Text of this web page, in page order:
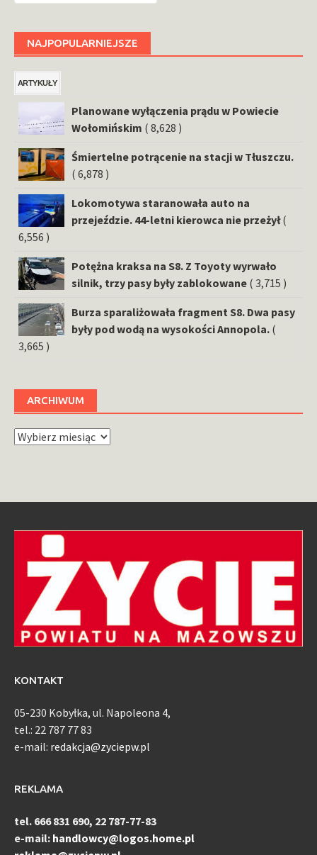
NAJPOPULARNIEJSZE
ARTYKUŁY
Planowane wyłączenia prądu w Powiecie
Wołomińskim ( 8,628 )
Śmiertelne potrącenie na stacji w Tłuszczu.
( 6,878 )
Lokomotywa staranowała auto na
przejeździe. 44-letni kierowca nie przeżył (
6,556 )
Potężna kraksa na S8. Z Toyoty wyrwało
silnik, trzy pasy były zablokowane ( 3,715 )
Burza sparaliżowała fragment S8. Dwa pasy
były pod wodą na wysokości Annopola. (
3,665 )
ARCHIWUM
Archiwum
KONTAKT
05-230 Kobyłka, ul. Napoleona 4,
tel.: 22 787 77 83
e-mail: redakcja@zyciepw.pl
REKLAMA
tel. 666 831 690, 22 787-77-83
e-mail: handlowcy@logos.home.pl